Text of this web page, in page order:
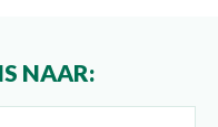
NAAR: